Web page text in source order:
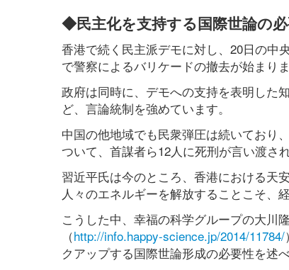
◆民主化を支持する国際世論の
香港で続く民主派デモに対し、20日の中
で警察によるバリケードの撤去が始まりま
政府は同時に、デモへの支持を表明した
ど、言論統制を強めています。
中国の他地域でも民衆弾圧は続いており
ついて、首謀者ら12人に死刑が言い渡さ
習近平氏は今のところ、香港における天
人々のエネルギーを解放することこそ、
こうした中、幸福の科学グループの大川
（http://info.happy-science.jp/2014/11784/
クアップする国際世論形成の必要性を述べ